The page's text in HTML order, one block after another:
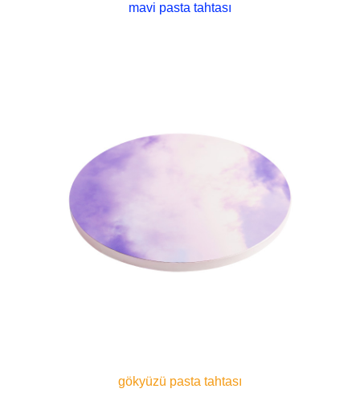
mavi pasta tahtası
gökyüzü pasta tahtası